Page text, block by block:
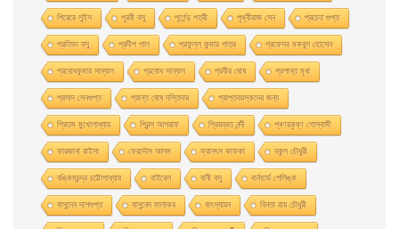
পিয়েরে লুইস পূরবী বসু পূর্ণেন্দু পত্রী পৃথ্বীরাজ সেন প্রচেত গুপ্ত
প্রতিভা বসু প্রদীপ পাল প্রফুল্ল কুমার পাত্র প্রফেসর মকবুল হােসেন
প্রবােধকুমার সান্যাল প্রবােধ সান্যাল প্রবীর ঘােষ প্রশান্ত মৃধা
প্রসাদ সেনগুপ্ত প্রান্ত ঘোষ দস্তিদার প্রাপ্তবয়স্কদের জন্য
প্রিতম মুখোপাধ্যায় প্রিন্স আশরাফ প্রিয়ব্রত নন্দী প্ৰণয়কৃষ্ণ গোস্বামী
ফারজানা রাইসা ফেরদৌস আলম ফ্রানৎস কাফকা বকুল চৌধুরী
বঙ্কিমচন্দ্র চট্টোপাধ্যায় বাইবেল বানী বসু বার্নহার্ড শেলিঙ্ক
বাসুদেব দাশগুপ্ত বাসুবেদ মালাকর বাৎস্যায়ন বিনতা রায় চৌধুরী